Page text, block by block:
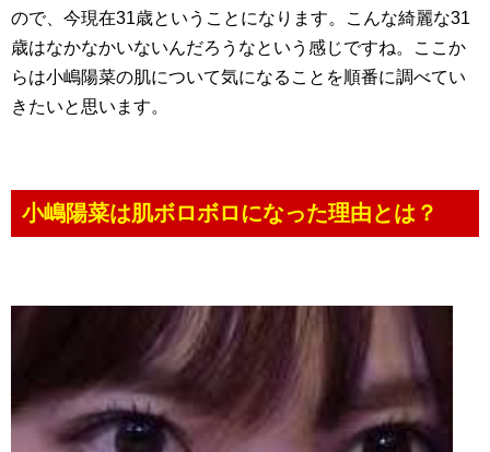
ので、今現在31歳ということになります。こんな綺麗な31
歳はなかなかいないんだろうなという感じですね。ここか
らは小嶋陽菜の肌について気になることを順番に調べてい
きたいと思います。
小嶋陽菜は肌ボロボロになった理由とは？